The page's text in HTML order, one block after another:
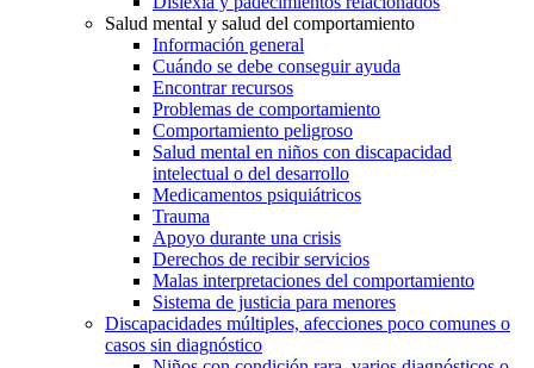
Salud mental y salud del comportamiento
Información general
Cuándo se debe conseguir ayuda
Encontrar recursos
Problemas de comportamiento
Comportamiento peligroso
Salud mental en niños con discapacidad
intelectual o del desarrollo
Medicamentos psiquiátricos
Trauma
Apoyo durante una crisis
Derechos de recibir servicios
Malas interpretaciones del comportamiento
Sistema de justicia para menores
Discapacidades múltiples, afecciones poco comunes o
casos sin diagnóstico